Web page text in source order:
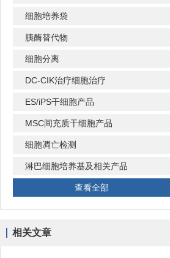
细胞培养袋
胰酶替代物
细胞分离
DC-CIK治疗细胞治疗
ES/iPS干细胞产品
MSC间充质干细胞产品
细胞凋亡检测
淋巴细胞培养基及相关产品
查看全部
相关文章